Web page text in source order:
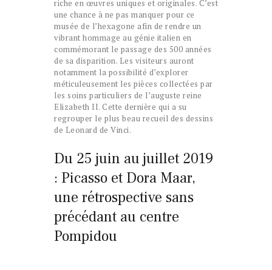
riche en œuvres uniques et originales. C’est
une chance à ne pas manquer pour ce
musée de l’hexagone afin de rendre un
vibrant hommage au génie italien en
commémorant le passage des 500 années
de sa disparition. Les visiteurs auront
notamment la possibilité d’explorer
méticuleusement les pièces collectées par
les soins particuliers de l’auguste reine
Elizabeth II. Cette dernière qui a su
regrouper le plus beau recueil des dessins
de Leonard de Vinci.
Du 25 juin au juillet 2019
: Picasso et Dora Maar,
une rétrospective sans
précédant au centre
Pompidou